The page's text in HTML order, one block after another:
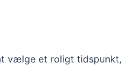
et roligt